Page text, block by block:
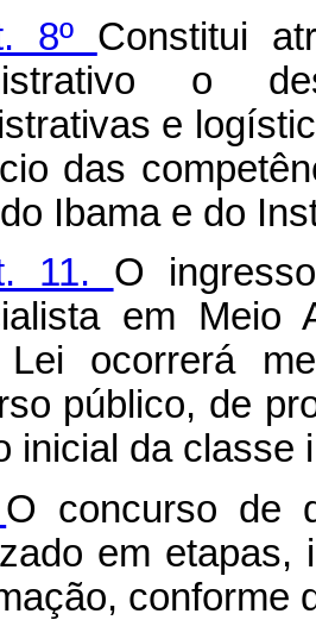
8º Constitui
o
e
das
Ibama e do
11. O
em Meio
ocorrerá
público, de
inicial da classe
O concurso de
em
conforme